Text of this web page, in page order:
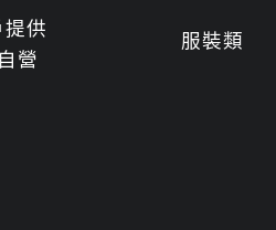
供
營
服裝類